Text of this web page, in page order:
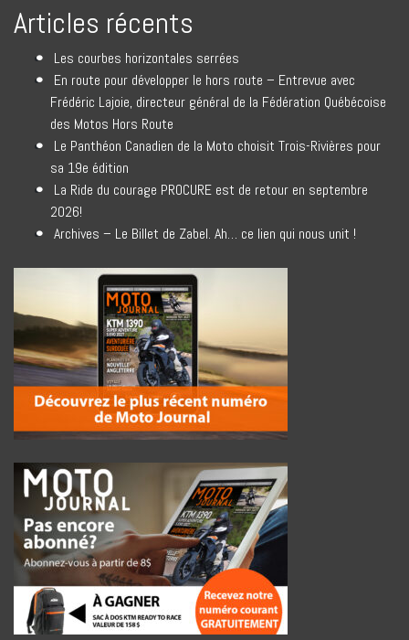
Articles récents
Les courbes horizontales serrées
En route pour développer le hors route – Entrevue avec
Frédéric Lajoie, directeur général de la Fédération Québécoise
des Motos Hors Route
Le Panthéon Canadien de la Moto choisit Trois-Rivières pour
sa 19e édition
La Ride du courage PROCURE est de retour en septembre
2026!
Archives – Le Billet de Zabel. Ah… ce lien qui nous unit !